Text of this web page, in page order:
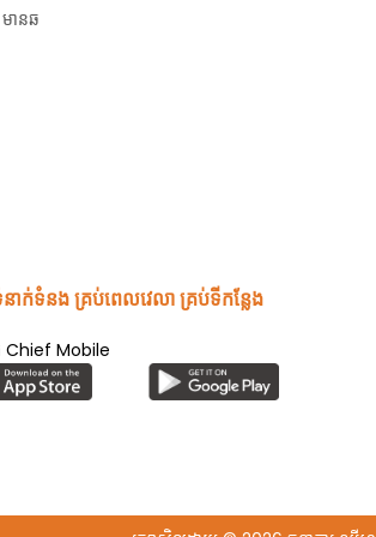
ានឆ
នាក់ទំនង គ្រប់ពេលវេលា គ្រប់ទីកន្លែង
Chief Mobile